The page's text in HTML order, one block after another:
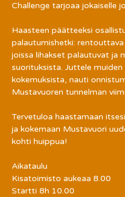
Challenge tarjoaa jokaiselle
Haasteen päätteeksi
palautumishetki:
joissa lihakset palautuvat ja
suorituksista. Juttele
kokemuksista, nauti
Mustavuoren tunnelman
Tervetuloa haastamaan
ja kokemaan Mustavuori
kohti huippua!
Aikataulu
Kisatoimisto aukeaa 8.00
Startti 8h 10.00